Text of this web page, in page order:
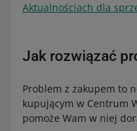
Aktualnościach dla
Jak rozwiązać
Problem z zakupem to
kupującym w Centrum
pomoże Wam w niej